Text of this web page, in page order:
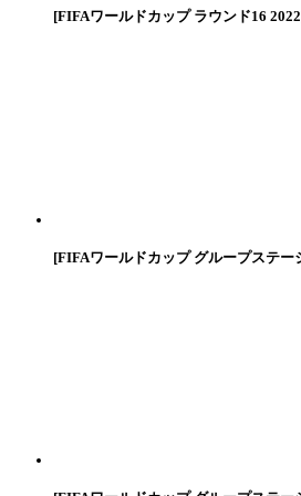
[FIFAワールドカップ ラウンド16
[FIFAワールドカップ グループステー